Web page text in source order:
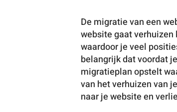
De migratie van een
website gaat verhuizen
waardoor je veel
belangrijk dat voordat
migratieplan opstelt
van het verhuizen van
naar je website en